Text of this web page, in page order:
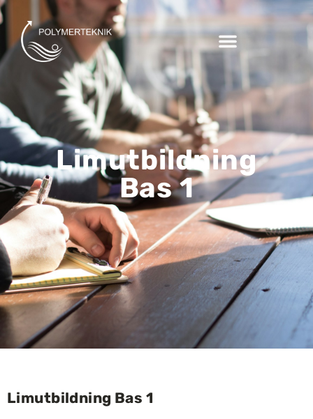
Limutbildning
Bas 1
Limutbildning Bas 1